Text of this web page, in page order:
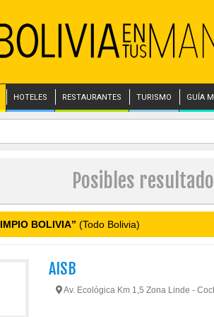
HOTELES RESTAURANTES TURISMO GUÍA
Posibles
BOLIVIA” (Todo Bolivia)
AISB
Av. Ecológica Km 1,5 Zona Linde -